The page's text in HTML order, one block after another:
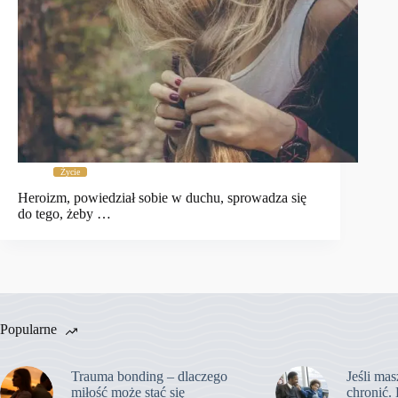
Życie
Heroizm, powiedział sobie w duchu, sprowadza się
do tego, żeby …
Popularne
Trauma bonding – dlaczego
miłość może stać się
Jeśli
chronić.